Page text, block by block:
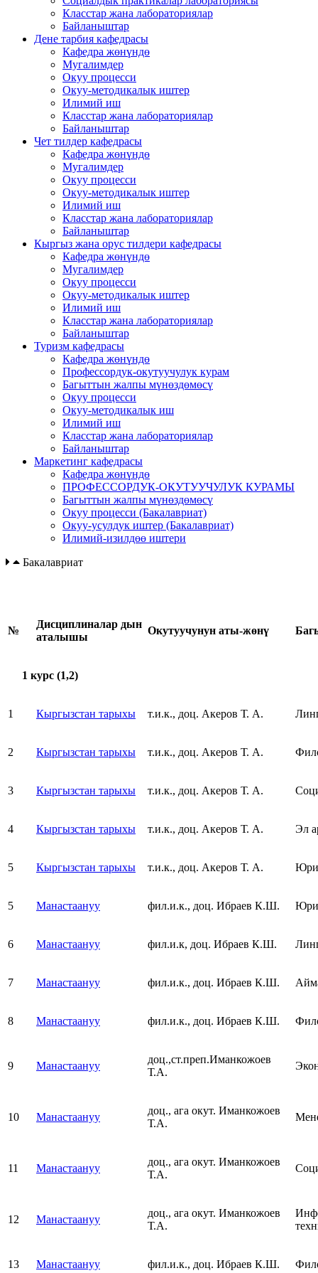
Класстар жана лабораториялар
Байланыштар
Дене тарбия кафедрасы
Кафедра жөнүндө
Мугалимдер
Окуу процесси
Окуу-методикалык иштер
Илимий иш
Класстар жана лабораториялар
Байланыштар
Чет тилдер кафедрасы
Кафедра жөнүндө
Мугалимдер
Окуу процесси
Окуу-методикалык иштер
Илимий иш
Класстар жана лабораториялар
Байланыштар
Кыргыз жана орус тилдери кафедрасы
Кафедра жөнүндө
Мугалимдер
Окуу процесси
Окуу-методикалык иштер
Илимий иш
Класстар жана лабораториялар
Байланыштар
Туризм кафедрасы
Кафедра жөнүндө
Профессордук-окутуучулук курам
Багыттын жалпы мүнөздөмөсү
Окуу процесси
Окуу-методикалык иш
Илимий иш
Класстар жана лабораториялар
Байланыштар
Маркетинг кафедрасы
Кафедра жөнүндө
ПРОФЕССОРДУК-ОКУТУУЧУЛУК КУРАМЫ
Багыттын жалпы мүнөздөмөсү
Окуу процесси (Бакалавриат)
Окуу-усулдук иштер (Бакалавриат)
Илимий-изилдөө иштери
Бакалавриат
№
Дисциплиналар дын
аталышы
Окутуучунун аты-жөнү
1 курс (1,2)
1 Кыргызстан тарыхы т.и.к., доц. Акеров Т. А.
2 Кыргызстан тарыхы т.и.к., доц. Акеров Т. А.
3 Кыргызстан тарыхы т.и.к., доц. Акеров Т. А.
4 Кыргызстан тарыхы т.и.к., доц. Акеров Т. А. Эл
5 Кыргызстан тарыхы т.и.к., доц. Акеров Т. А.
5 Манастаануу фил.и.к., доц. Ибраев К.Ш.
6 Манастаануу фил.и.к, доц. Ибраев К.Ш.
7 Манастаануу фил.и.к., доц. Ибраев К.Ш.
8 Манастаануу фил.и.к., доц. Ибраев К.Ш.
9 Манастаануу
доц.,ст.преп.Иманкожоев
Т.А.
10 Манастаануу
доц., ага окут. Иманкожоев
Т.А.
11 Манастаануу
доц., ага окут. Иманкожоев
Т.А.
12 Манастаануу
доц., ага окут. Иманкожоев
Т.А.
13 Манастаануу фил.и.к., доц. Ибраев К.Ш.